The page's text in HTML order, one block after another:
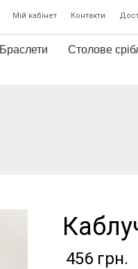
Мій кабінет Контакти
Браслети Столове
456 грн.